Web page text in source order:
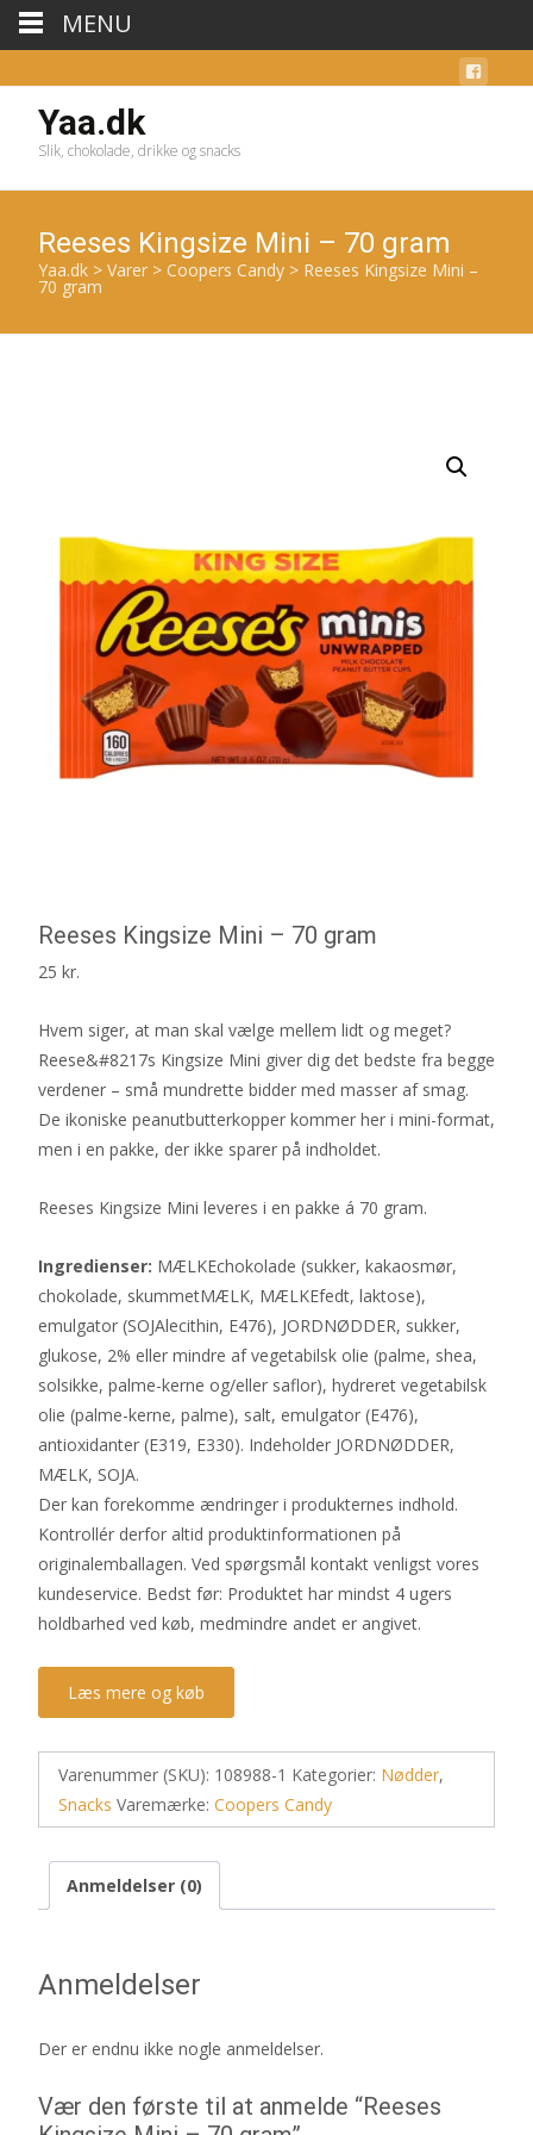
Yaa.dk
Slik, chokolade, drikke og snacks
Reeses Kingsize Mini – 70 gram
Yaa.dk > Varer > Coopers Candy > Reeses Kingsize Mini –
70 gram
Reeses Kingsize Mini – 70 gram
25 kr.
Hvem siger, at man skal vælge mellem lidt og meget?
Reese&#8217s Kingsize Mini giver dig det bedste fra begge
verdener – små mundrette bidder med masser af smag.
De ikoniske peanutbutterkopper kommer her i mini-format,
men i en pakke, der ikke sparer på indholdet.
Reeses Kingsize Mini leveres i en pakke á 70 gram.
Ingredienser: MÆLKEchokolade (sukker, kakaosmør,
chokolade, skummetMÆLK, MÆLKEfedt, laktose),
emulgator (SOJAlecithin, E476), JORDNØDDER, sukker,
glukose, 2% eller mindre af vegetabilsk olie (palme, shea,
solsikke, palme-kerne og/eller saflor), hydreret vegetabilsk
olie (palme-kerne, palme), salt, emulgator (E476),
antioxidanter (E319, E330). Indeholder JORDNØDDER,
MÆLK, SOJA.
Der kan forekomme ændringer i produkternes indhold.
Kontrollér derfor altid produktinformationen på
originalemballagen. Ved spørgsmål kontakt venligst vores
kundeservice. Bedst før: Produktet har mindst 4 ugers
holdbarhed ved køb, medmindre andet er angivet.
Læs mere og køb
Varenummer (SKU): 108988-1 Kategorier: Nødder,
Snacks Varemærke: Coopers Candy
Anmeldelser (0)
Anmeldelser
Der er endnu ikke nogle anmeldelser.
Vær den første til at anmelde “Reeses
MENU